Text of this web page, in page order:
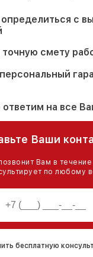
с
смету
на все
Ваши
Вам в течение
по любому
бесплатную